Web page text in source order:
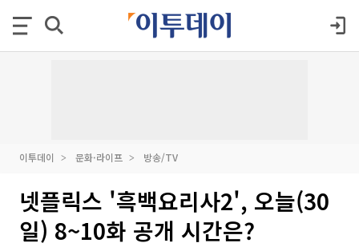
이투데이 문화·라이프 방송/TV
넷플릭스 '흑백요리사2', 오늘(30
일) 8~10화 공개 시간은?